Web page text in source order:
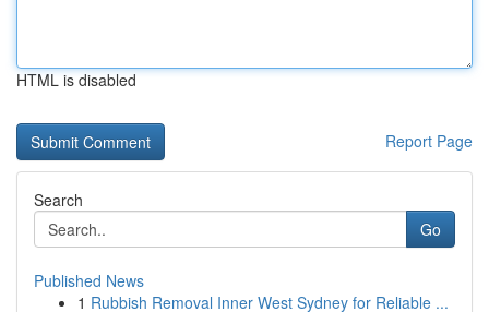
HTML is disabled
Report Page
Search
Go
Published News
1 Rubbish Removal Inner West Sydney for Reliable ...